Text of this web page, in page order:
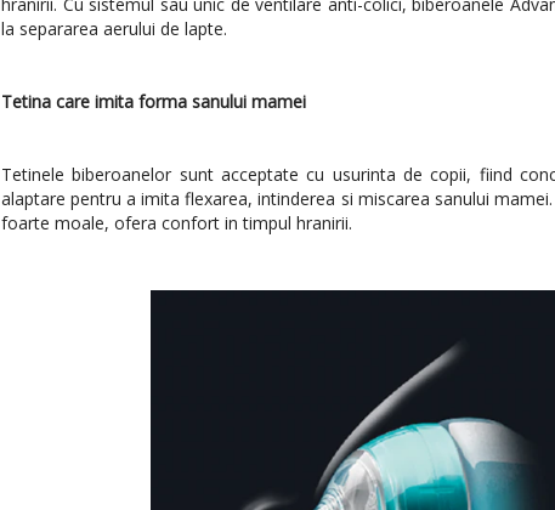
la separarea aerului de lapte.
Tetina care imita forma sanului mamei
Tetinele biberoanelor sunt acceptate cu usurinta de copii, fiind
alaptare pentru a imita flexarea, intinderea si miscarea sanului
foarte moale, ofera confort in timpul hranirii.